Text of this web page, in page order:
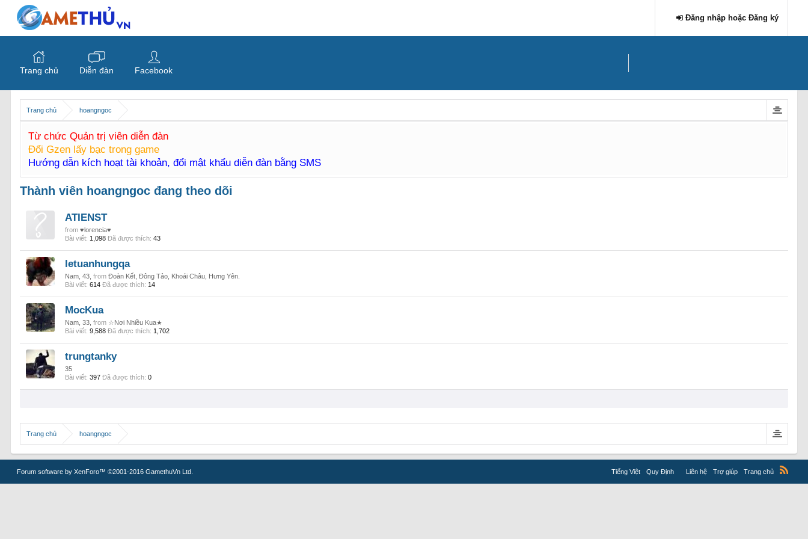
Trang chủ hoangngoc
Từ chức Quản trị viên diễn đàn
Đổi Gzen lấy bạc trong game
Hướng dẫn kích hoạt tài khoản, đổi mật khẩu diễn đàn bằng SMS
Thành viên hoangngoc đang theo dõi
ATIENST
from ♥lorencia♥
Bài viết: 1,098 Đã được thích: 43
letuanhungqa
Nam, 43,from Đoàn Kết, Đông Tảo, Khoái Châu, Hưng Yên.
Bài viết: 614 Đã được thích: 14
MocKua
Nam, 33,from ☆Nơi Nhiều Kua★
Bài viết: 9,588 Đã được thích: 1,702
trungtanky
35
Bài viết: 397 Đã được thích: 0
Trang chủ hoangngoc
Đăng nhập hoặc Đăng ký
Trang chủ Diễn đàn Facebook
Forum software by XenForo™©2001-2016 GamethuVn Ltd. Tiếng Việt Quy Định Liên hệ Trợ giúp Trang chủ